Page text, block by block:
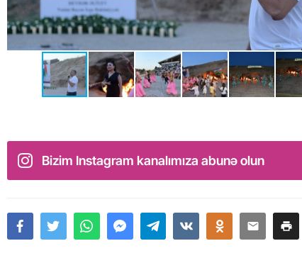
Bizim Instagram kanalımıza abunə olun